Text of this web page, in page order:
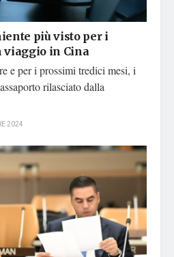
più visto per i
in Cina
e per i prossimi tredici mesi, i
rilasciato dalla
2024